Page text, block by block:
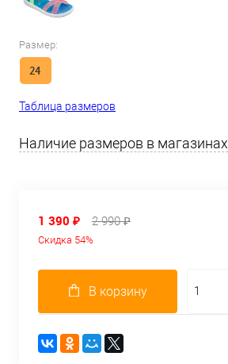
Размер:
24
Таблица размеров
Наличие размеров в магазинах
1 390 ₽ 2 990 ₽
Скидка 54%
В корзину